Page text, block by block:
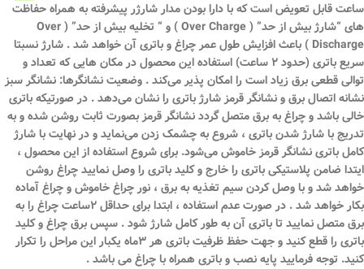
ساعت قابل تعویض است که با دارا بودن مدار شارژر پیشرفته به همراه حفاظت
های “شارژ بیش از حد” ( Over Charge ) و “ تخلیه بیش از حد” ( Over
Discharge ) باعث افزایش طول عمر چراغ و باتری آن خواهد شد . شارژ نسبتا
سریع باتری (حدود ۲ ساعت) استفاده این محصول در مکان هایی که تعداد و
توالی قطعی برق زیاد است را امکان پذیر می‌کند . وضعیت نشانگرها: نشانگر سبز
نشانه اتصال برق و نشانگر قرمز شارژ باتری را نشان می‌دهد . در صورتیکه باتری
خالی باشد و چراغ به برق متصل گردد نشانگر قرمز بصورت ثابت روشن شده و به
تدریج با شارژ شدن باتری ، شروع به چشمک زدن می‌نماید و در نهایت با شارژ
کامل باتری نشانگر قرمز خاموش می‌شود. برای شروع استفاده از این محصول ،
ایتدا ضامن پلاستیکی باتری را خارج و کلید باتری را وصل نمایید چراغ روشن
خواهد شد و با وصل کردن سیم تغذیه به برق ، نور چراغ خاموش و چراغ آماده
بکار خواهد شد . در صورت عدم استفاده ، ابتدا برای حداقل ۲ساعت چراغ را به
برق متصل نمایید تا باتری آن به طور کامل شارژ شود . سپس برق چراغ و کلید
باتری را قطع کنید و جهت حفظ ظرفیت باتری هر ۳ماه یکبار این مراحل را تکرار
کنید. توجه فرمایید پایه نصب و باتری همراه با چراغ می باشد .